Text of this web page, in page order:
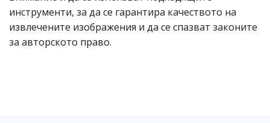
инструменти, за да се гарантира качеството на
извлечените изображения и да се спазват законите
за авторското право.